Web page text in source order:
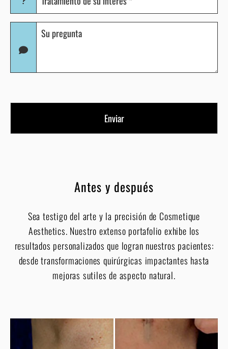
su
(Obligatorio)
Pregunta
Antes y después
Sea testigo del arte y la precisión de Cosmetique
Aesthetics. Nuestro extenso portafolio exhibe los
resultados personalizados que logran nuestros pacientes:
desde transformaciones quirúrgicas impactantes hasta
mejoras sutiles de aspecto natural.